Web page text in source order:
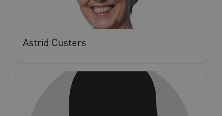
Astrid Custers